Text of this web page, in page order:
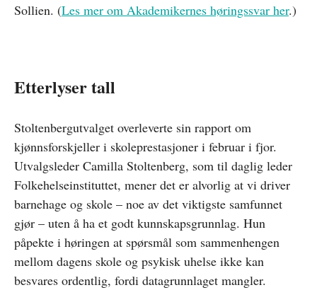
Sollien. (Les mer om Akademikernes høringssvar her.)
Etterlyser tall
Stoltenbergutvalget overleverte sin rapport om
kjønnsforskjeller i skoleprestasjoner i februar i fjor.
Utvalgsleder Camilla Stoltenberg, som til daglig leder
Folkehelseinstituttet, mener det er alvorlig at vi driver
barnehage og skole – noe av det viktigste samfunnet
gjør – uten å ha et godt kunnskapsgrunnlag. Hun
påpekte i høringen at spørsmål som sammenhengen
mellom dagens skole og psykisk uhelse ikke kan
besvares ordentlig, fordi datagrunnlaget mangler.